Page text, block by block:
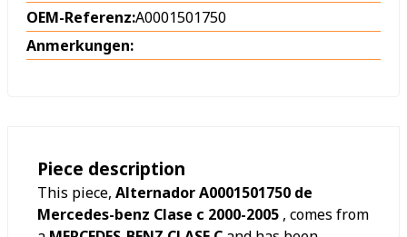
OEM-Referenz:A0001501750
Anmerkungen:
Piece description
This piece, Alternador A0001501750 de
Mercedes-benz Clase c 2000-2005 , comes from